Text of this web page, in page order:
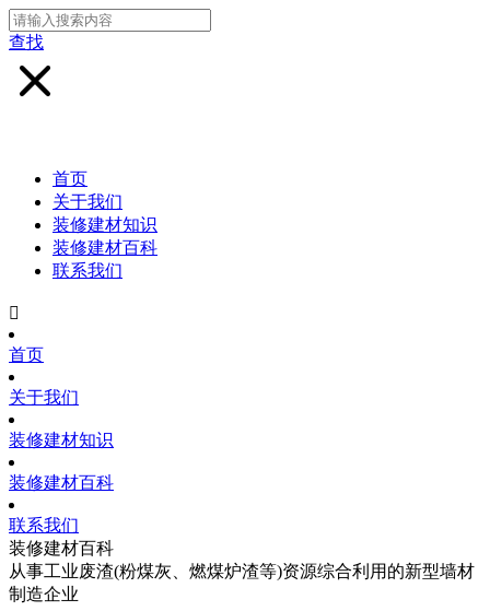
查找
首页
关于我们
装修建材知识
装修建材百科
联系我们

首页
关于我们
装修建材知识
装修建材百科
联系我们
装修建材百科
从事工业废渣(粉煤灰、燃煤炉渣等)资源综合利用的新型墙材
制造企业